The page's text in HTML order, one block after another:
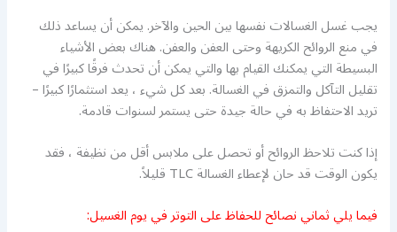
يجب غسل الغسالات نفسها بين الحين والآخر. يمكن أن يساعد ذلك
في منع الروائح الكريهة وحتى العفن والعفن. هناك بعض الأشياء
البسيطة التي يمكنك القيام بها والتي يمكن أن تحدث فرقًا كبيرًا في
تقليل التآكل والتمزق في الغسالة. بعد كل شيء ، يعد استثمارًا كبيرًا –
تريد الاحتفاظ به في حالة جيدة حتى يستمر لسنوات قادمة.
إذا كنت تلاحظ الروائح أو تحصل على ملابس أقل من نظيفة ، فقد
يكون الوقت قد حان لإعطاء الغسالة TLC قليلاً.
فيما يلي ثماني نصائح للحفاظ على التوتر في يوم الغسيل: